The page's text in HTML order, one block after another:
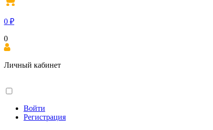
0 ₽
0
Личный кабинет
Войти
Регистрация